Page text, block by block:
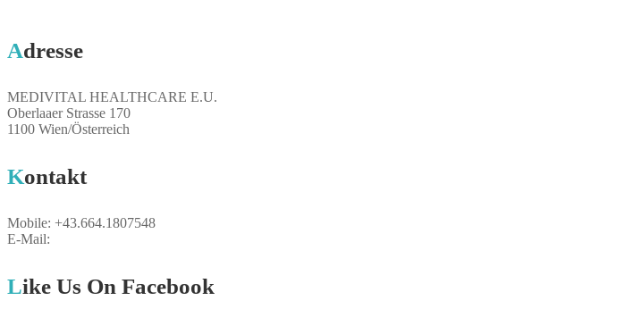
Adresse
MEDIVITAL HEALTHCARE E.U.
Oberlaaer Strasse 170
1100 Wien/Österreich
Kontakt
Mobile: +43.664.1807548
E-Mail:
Like Us On Facebook